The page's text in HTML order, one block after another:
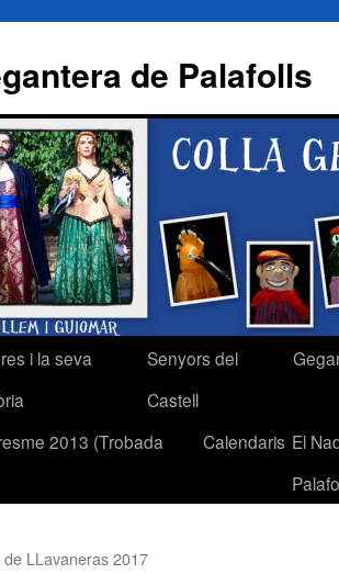
de Palafolls
i la seva
Senyors del
Castell
2013 (Trobada
Calendaris El
LLavaneras 2017